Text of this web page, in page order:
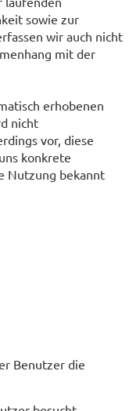
sowie zur
wir auch nicht
mit der
erhobenen
nicht
vor, diese
konkrete
Nutzung bekannt
Benutzer die